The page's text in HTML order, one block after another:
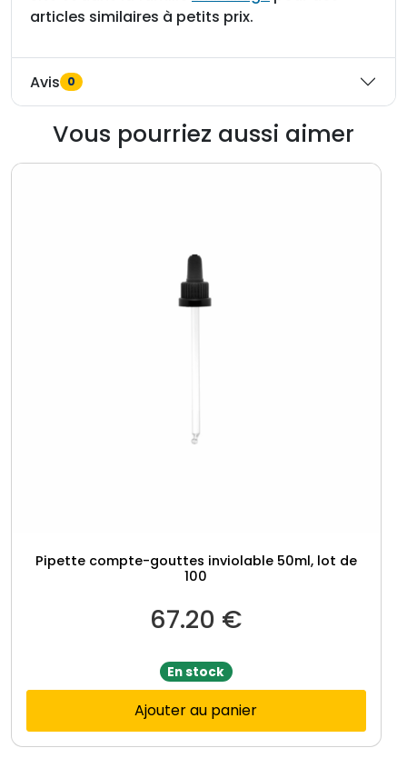
articles similaires à petits prix.
Avis 0
Vous pourriez aussi aimer
Pipette compte-gouttes inviolable 50ml, lot de
100
67.20 €
En stock
Ajouter au panier